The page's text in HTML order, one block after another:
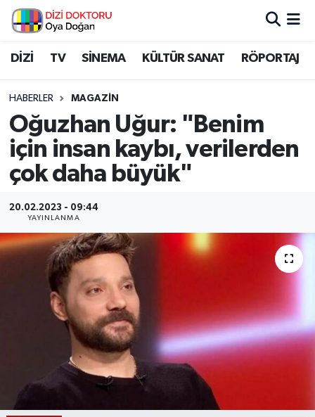
DİZİ TV SİNEMA KÜLTÜR SANAT RÖPORTAJ
HABERLER MAGAZİN
Oğuzhan Uğur: "Benim
için insan kaybı, verilerden
çok daha büyük"
20.02.2023 - 09:44
YAYINLANMA
İstanbul Nöbetçi Eczaneler
İstanbul Namaz Vakitleri
İstanbul Trafik Yoğunluk Haritası
Tüm Manşetler
Son Dakika Haberleri
Haber Arşivi